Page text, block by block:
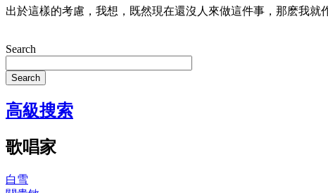
出於這樣的考慮，我想，既然現在還沒人來做這件事，那麽我
Search
Search
高級搜索
歌唱家
白雪